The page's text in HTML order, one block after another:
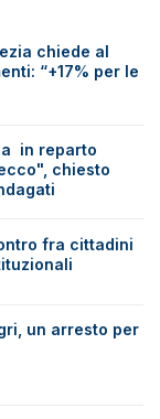
chiede al
“+17% per le
in reparto
chiesto
fra cittadini
un arresto per